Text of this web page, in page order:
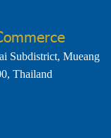
Subdistrict, Mueang
Thailand